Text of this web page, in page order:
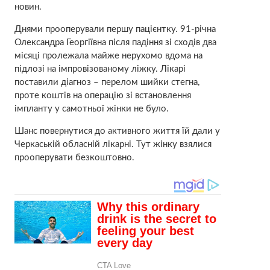
новин.
Днями прооперували першу пацієнтку. 91-річна
Олександра Георгіївна після падіння зі сходів два
місяці пролежала майже нерухомо вдома на
підлозі на імпровізованому ліжку. Лікарі
поставили діагноз – перелом шийки стегна,
проте коштів на операцію зі встановлення
імпланту у самотньої жінки не було.
Шанс повернутися до активного життя їй дали у
Черкаській обласній лікарні. Тут жінку взялися
прооперувати безкоштовно.